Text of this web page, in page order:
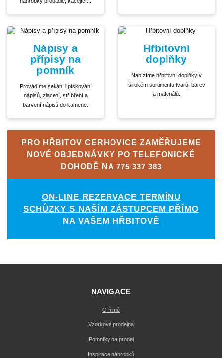
Nápisy a
přípisy na
pomník
Provádíme sekání i pískování
nápisů, zlacení, stříbření a
barvení nápisů do kamene.
Hřbitovní
doplňky
Nabízíme hřbitovní doplňky v
širokém sortimentu tvarů, barev
a materiálů.
PRO HŘBITOV CERHOVICE ZAMĚŘUJEME
NOVÉ OBJEDNÁVKY PO TELEFONICKÉ
DOHODĚ NA 775 337 383
ON-LINE REZERVACE TERMÍNU
SCHŮZKY S NAŠÍM ZÁSTUPCEM PŘÍMO
NA VAŠEM HŘBITOVĚ
NAVIGACE
O firmě
Vzorková prodejna
Pomníky na prodej
Inspirace náhrobků